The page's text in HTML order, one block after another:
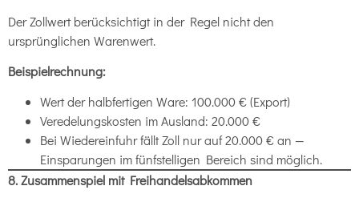
Der Zollwert berücksichtigt in der Regel nicht den
ursprünglichen Warenwert.
Beispielrechnung:
Wert der halbfertigen Ware: 100.000 € (Export)
Veredelungskosten im Ausland: 20.000 €
Bei Wiedereinfuhr fällt Zoll nur auf 20.000 € an —
Einsparungen im fünfstelligen Bereich sind möglich.
8. Zusammenspiel mit Freihandelsabkommen